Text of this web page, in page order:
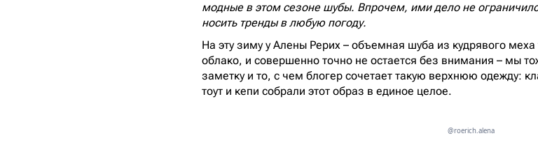
модные в этом сезоне шубы. Впрочем, ими дело не
носить тренды в любую погоду.
На эту зиму у Алены Рерих – объемная шуба из кудрявого
облако, и совершенно точно не остается без внимания – мы
заметку и то, с чем блогер сочетает такую верхнюю одежду:
тоут и кепи собрали этот образ в единое целое.
@roerich.alena